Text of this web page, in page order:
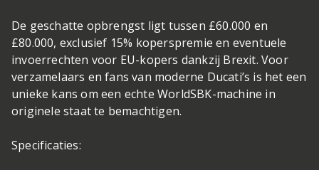
De geschatte opbrengst ligt tussen £60.000 en
£80.000, exclusief 15% koperspremie en eventuele
invoerrechten voor EU-kopers dankzij Brexit. Voor
verzamelaars en fans van moderne Ducati’s is het een
unieke kans om een echte WorldSBK-machine in
originele staat te bemachtigen.
Specificaties: